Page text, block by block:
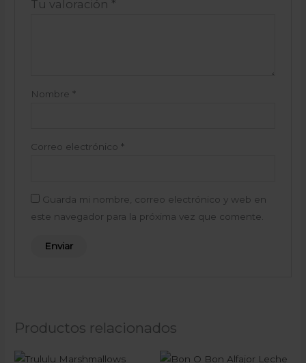
Tu valoración *
Nombre *
Correo electrónico *
Guarda mi nombre, correo electrónico y web en
este navegador para la próxima vez que comente.
Productos relacionados